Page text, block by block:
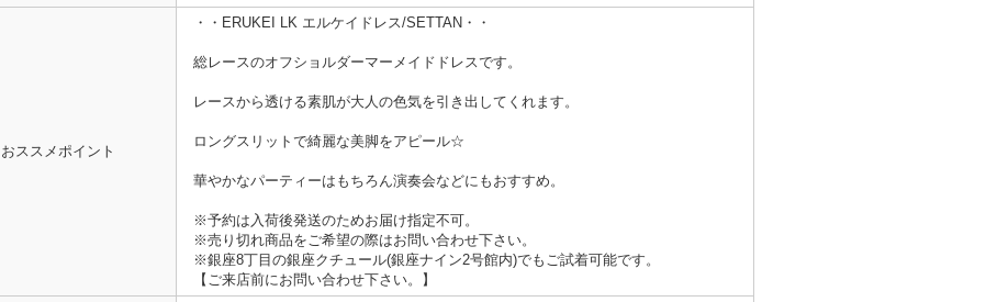
おススメポイント
・・ERUKEI LK エルケイドレス/SETTAN・・
総レースのオフショルダーマーメイドドレスです。
レースから透ける素肌が大人の色気を引き出してくれます。
ロングスリットで綺麗な美脚をアピール☆
華やかなパーティーはもちろん演奏会などにもおすすめ。
※予約は入荷後発送のためお届け指定不可。
※売り切れ商品をご希望の際はお問い合わせ下さい。
※銀座8丁目の銀座クチュール(銀座ナイン2号館内)でもご試着可能です。
【ご来店前にお問い合わせ下さい。】